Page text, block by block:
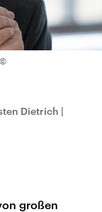
©
Dietrich |
großen